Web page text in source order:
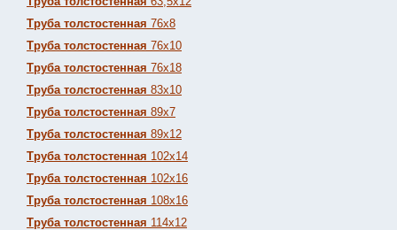
Труба толстостенная 76х8
Труба толстостенная 76х10
Труба толстостенная 76х18
Труба толстостенная 83х10
Труба толстостенная 89х7
Труба толстостенная 89х12
Труба толстостенная 102х14
Труба толстостенная 102х16
Труба толстостенная 108х16
Труба толстостенная 114х12